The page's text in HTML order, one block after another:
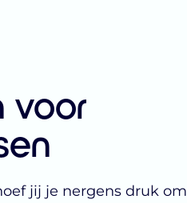
voor
jij je nergens druk om